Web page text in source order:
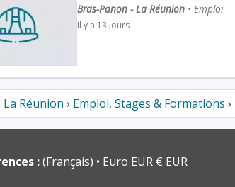
Bras-Panon - La Réunion • Emploi
Il y a 13 jours
Réunion › Emploi, Stages & Formations ›
:(Français) Euro EUR € EUR